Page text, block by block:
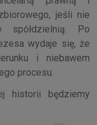
jeśli nie
spółdzielnią. Po
wydaje się, że
i niebawem
procesu.
historii będziemy